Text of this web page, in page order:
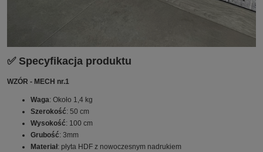
✅ Specyfikacja produktu
WZÓR - MECH nr.1
Waga: Około 1,4 kg
Szerokość: 50 cm
Wysokość: 100 cm
Grubość: 3mm
Materiał: płyta HDF z nowoczesnym nadrukiem